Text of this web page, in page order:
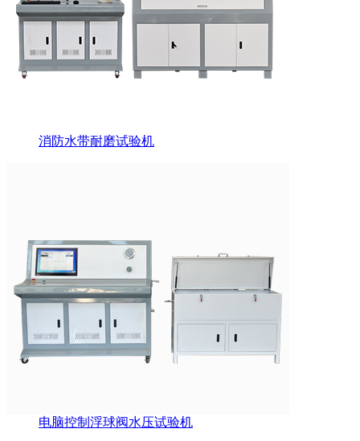
消防水带耐磨试验机
电脑控制浮球阀水压试验机